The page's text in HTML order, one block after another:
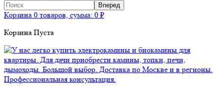
Корзина 0 товаров, сумма: 0 ₽
Корзина Пуста